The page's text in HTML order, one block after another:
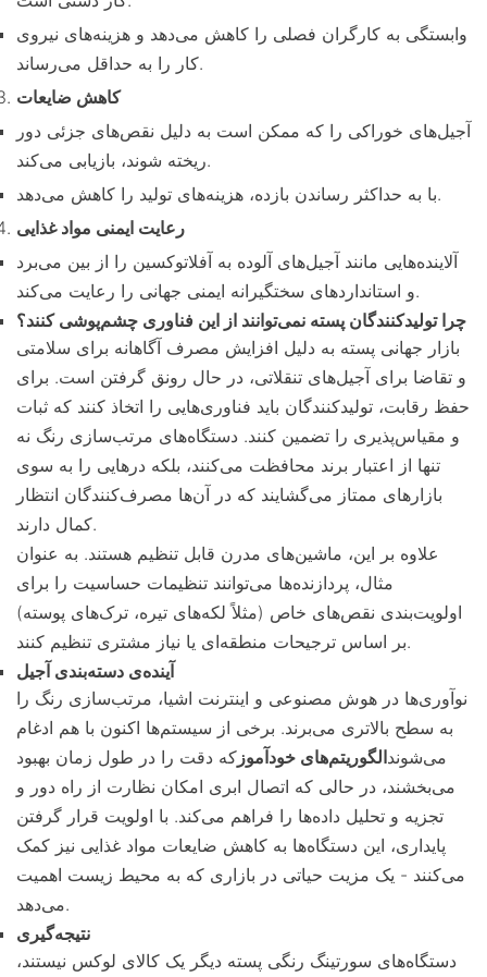
وابستگی به کارگران فصلی را کاهش می‌دهد و هزینه‌های نیروی
کار را به حداقل می‌رساند.
کاهش ضایعات
آجیل‌های خوراکی را که ممکن است به دلیل نقص‌های جزئی دور
ریخته شوند، بازیابی می‌کند.
با به حداکثر رساندن بازده، هزینه‌های تولید را کاهش می‌دهد.
رعایت ایمنی مواد غذایی
آلاینده‌هایی مانند آجیل‌های آلوده به آفلاتوکسین را از بین می‌برد
و استانداردهای سختگیرانه ایمنی جهانی را رعایت می‌کند.
چرا تولیدکنندگان پسته نمی‌توانند از این فناوری چشم‌پوشی کنند؟
بازار جهانی پسته به دلیل افزایش مصرف آگاهانه برای سلامتی
و تقاضا برای آجیل‌های تنقلاتی، در حال رونق گرفتن است. برای
حفظ رقابت، تولیدکنندگان باید فناوری‌هایی را اتخاذ کنند که ثبات
و مقیاس‌پذیری را تضمین کنند. دستگاه‌های مرتب‌سازی رنگ نه
تنها از اعتبار برند محافظت می‌کنند، بلکه درهایی را به سوی
بازارهای ممتاز می‌گشایند که در آن‌ها مصرف‌کنندگان انتظار
کمال دارند.
علاوه بر این، ماشین‌های مدرن قابل تنظیم هستند. به عنوان
مثال، پردازنده‌ها می‌توانند تنظیمات حساسیت را برای
اولویت‌بندی نقص‌های خاص (مثلاً لکه‌های تیره، ترک‌های پوسته)
بر اساس ترجیحات منطقه‌ای یا نیاز مشتری تنظیم کنند.
آینده‌ی دسته‌بندی آجیل
نوآوری‌ها در هوش مصنوعی و اینترنت اشیا، مرتب‌سازی رنگ را
به سطح بالاتری می‌برند. برخی از سیستم‌ها اکنون با هم ادغام
می‌شوندالگوریتم‌های خودآموز که دقت را در طول زمان بهبود
می‌بخشند، در حالی که اتصال ابری امکان نظارت از راه دور و
تجزیه و تحلیل داده‌ها را فراهم می‌کند. با اولویت قرار گرفتن
پایداری، این دستگاه‌ها به کاهش ضایعات مواد غذایی نیز کمک
می‌کنند - یک مزیت حیاتی در بازاری که به محیط زیست اهمیت
می‌دهد.
نتیجه‌گیری
دستگاه‌های سورتینگ رنگی پسته دیگر یک کالای لوکس نیستند،